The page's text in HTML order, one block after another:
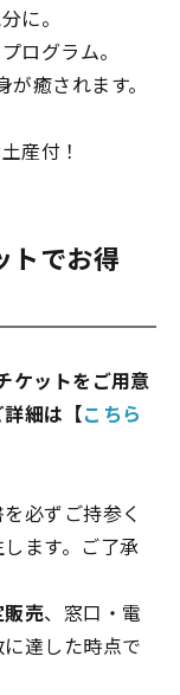
に。
ログラム。
癒されます。
産付！
トでお得
ケットをご用意
細は【こちら
必ずご持参く
ます。ご了承
売、窓口・電
達した時点で